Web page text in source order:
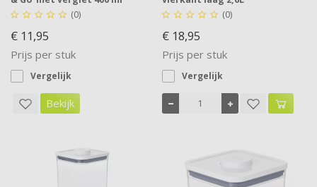
     (0)
€ 11,95
Prijs per stuk
Vergelijk
Bekijk
     (0)
€ 18,95
Prijs per stuk
Vergelijk